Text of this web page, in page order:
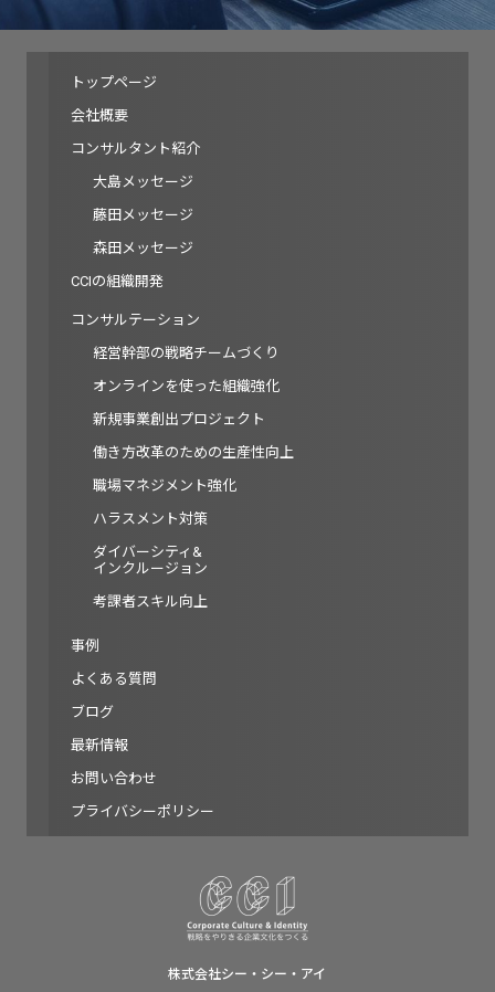
トップページ
会社概要
コンサルタント紹介
大島メッセージ
藤田メッセージ
森田メッセージ
CCIの組織開発
コンサルテーション
経営幹部の戦略チームづくり
オンラインを使った組織強化
新規事業創出プロジェクト
働き方改革のための生産性向上
職場マネジメント強化
ハラスメント対策
ダイバーシティ&
インクルージョン
考課者スキル向上
事例
よくある質問
ブログ
最新情報
お問い合わせ
プライバシーポリシー
株式会社シー・シー・アイ